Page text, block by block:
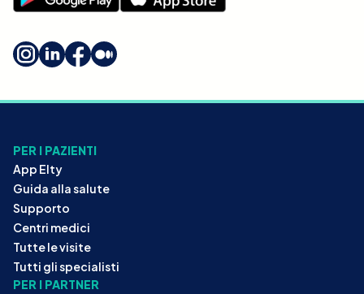
PER I PAZIENTI
App Elty
Guida alla salute
Supporto
Centri medici
Tutte le visite
Tutti gli specialisti
PER I PARTNER